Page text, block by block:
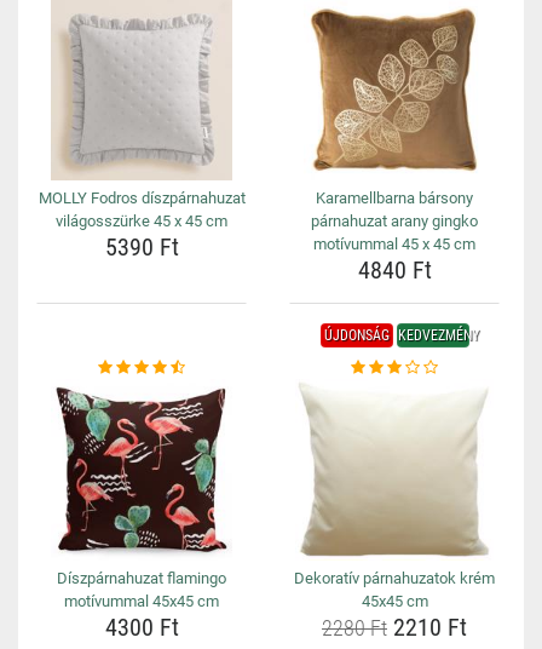
MOLLY Fodros díszpárnahuzat
világosszürke 45 x 45 cm
5390 Ft
Karamellbarna bársony
párnahuzat arany gingko
motívummal 45 x 45 cm
4840 Ft
Díszpárnahuzat flamingo
motívummal 45x45 cm
4300 Ft
ÚJDONSÁG KEDVEZMÉNY
Dekoratív párnahuzatok krém
45x45 cm
2280 Ft 2210 Ft